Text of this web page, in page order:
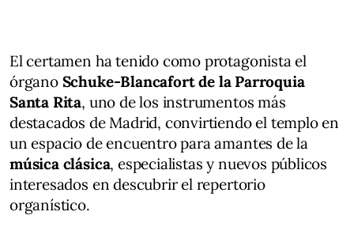
El certamen ha tenido como protagonista el
órganoSchuke-Blancafort de la Parroquia
Santa Rita, uno de los instrumentos más
destacados de Madrid, convirtiendo el templo en
un espacio de encuentro para amantes de la
música clásica, especialistas y nuevos públicos
interesados en descubrir el repertorio
organístico.